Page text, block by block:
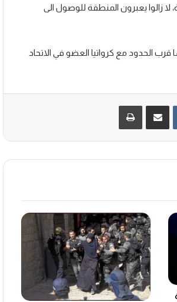
زالوا يعبرون المنطقة للوصول الى
الحدود مع كرواتيا العضو في الاتحاد
‏VKontakte